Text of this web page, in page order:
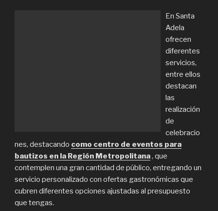
En Santa
Adela
ofrecen
diferentes
servicios,
entre ellos
destacan
las
realización
de
celebracio
nes, destacando como centro de eventos para
bautizos en la Región Metropolitana, que
contemplen una gran cantidad de público, entregando un
servicio personalizado con ofertas gastronómicas que
cubren diferentes opciones ajustadas al presupuesto
que tengas.